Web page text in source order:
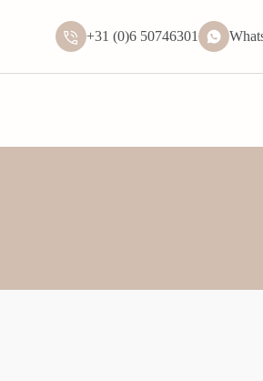
+31 (0)6 50746301